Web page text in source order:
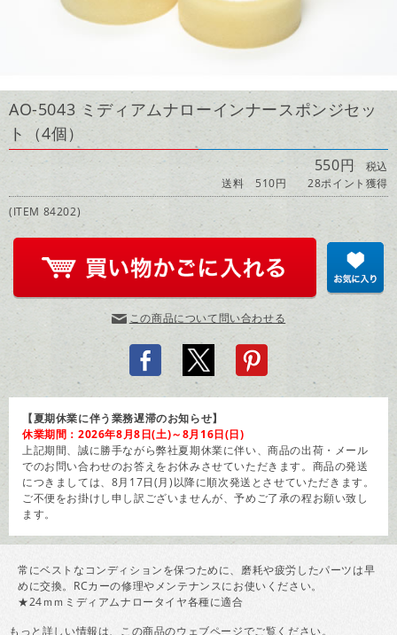
AO-5043 ミディアムナローインナースポンジセッ
ト（4個）
550円税込
送料 510円
28ポイント獲得
(ITEM 84202)
この商品について問い合わせる
【夏期休業に伴う業務遅滞のお知らせ】
休業期間：2026年8月8日(土)～8月16日(日)
上記期間、誠に勝手ながら弊社夏期休業に伴い、商品の出荷・メール
でのお問い合わせのお答えをお休みさせていただきます。商品の発送
につきましては、8月17日(月)以降に順次発送とさせていただきます。
ご不便をお掛けし申し訳ございませんが、予めご了承の程お願い致し
ます。
常にベストなコンディションを保つために、磨耗や疲労したパーツは早
めに交換。RCカーの修理やメンテナンスにお使いください。
★24ｍｍミディアムナロータイヤ各種に適合
もっと詳しい情報は、この商品のウェブページでご覧ください。